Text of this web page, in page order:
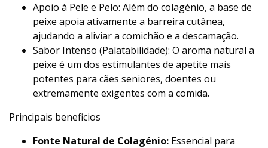
Apoio à Pele e Pelo: Além do colagénio, a base de
peixe apoia ativamente a barreira cutânea,
ajudando a aliviar a comichão e a descamação.
Sabor Intenso (Palatabilidade): O aroma natural a
peixe é um dos estimulantes de apetite mais
potentes para cães seniores, doentes ou
extremamente exigentes com a comida.
Principais beneficios
Fonte Natural de Colagénio: Essencial para